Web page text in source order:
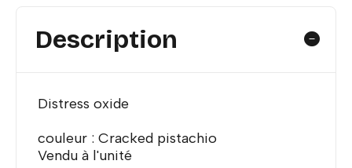
Description
Distress oxide
couleur : Cracked pistachio
Vendu à l'unité